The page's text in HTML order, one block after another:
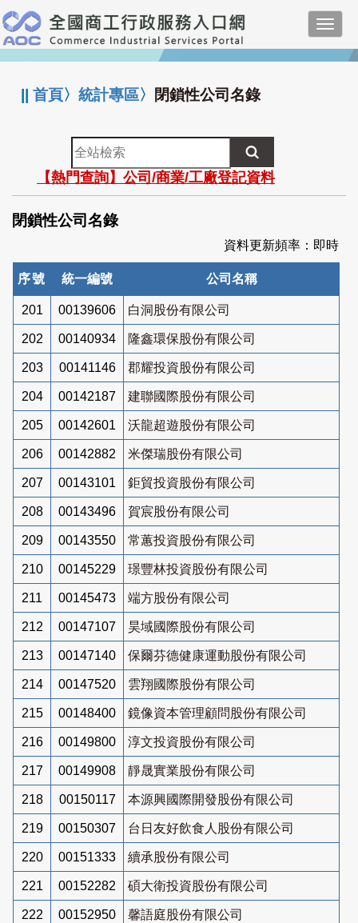
跳
到
主
要
:::
||首頁〉統計專區〉 閉鎖性公司名錄
全
站
檢
索
【熱門查詢】公司/商業/工廠登記資料
閉鎖性公司名錄
資料更新頻率：即時
序號 統一編號 公司名稱
201 00139606 白洞股份有限公司
202 00140934 隆鑫環保股份有限公司
203 00141146 郡耀投資股份有限公司
204 00142187 建聯國際股份有限公司
205 00142601 沃龍超遊股份有限公司
206 00142882 米傑瑞股份有限公司
207 00143101 鉅貿投資股份有限公司
208 00143496 賀宸股份有限公司
209 00143550 常蕙投資股份有限公司
210 00145229 璟豐林投資股份有限公司
211 00145473 端方股份有限公司
212 00147107 昊域國際股份有限公司
213 00147140 保爾芬德健康運動股份有限公司
214 00147520 雲翔國際股份有限公司
215 00148400 鏡像資本管理顧問股份有限公司
216 00149800 淳文投資股份有限公司
217 00149908 靜晟實業股份有限公司
218 00150117 本源興國際開發股份有限公司
219 00150307 台日友好飲食人股份有限公司
220 00151333 續承股份有限公司
221 00152282 碩大衛投資股份有限公司
222 00152950 馨語庭股份有限公司